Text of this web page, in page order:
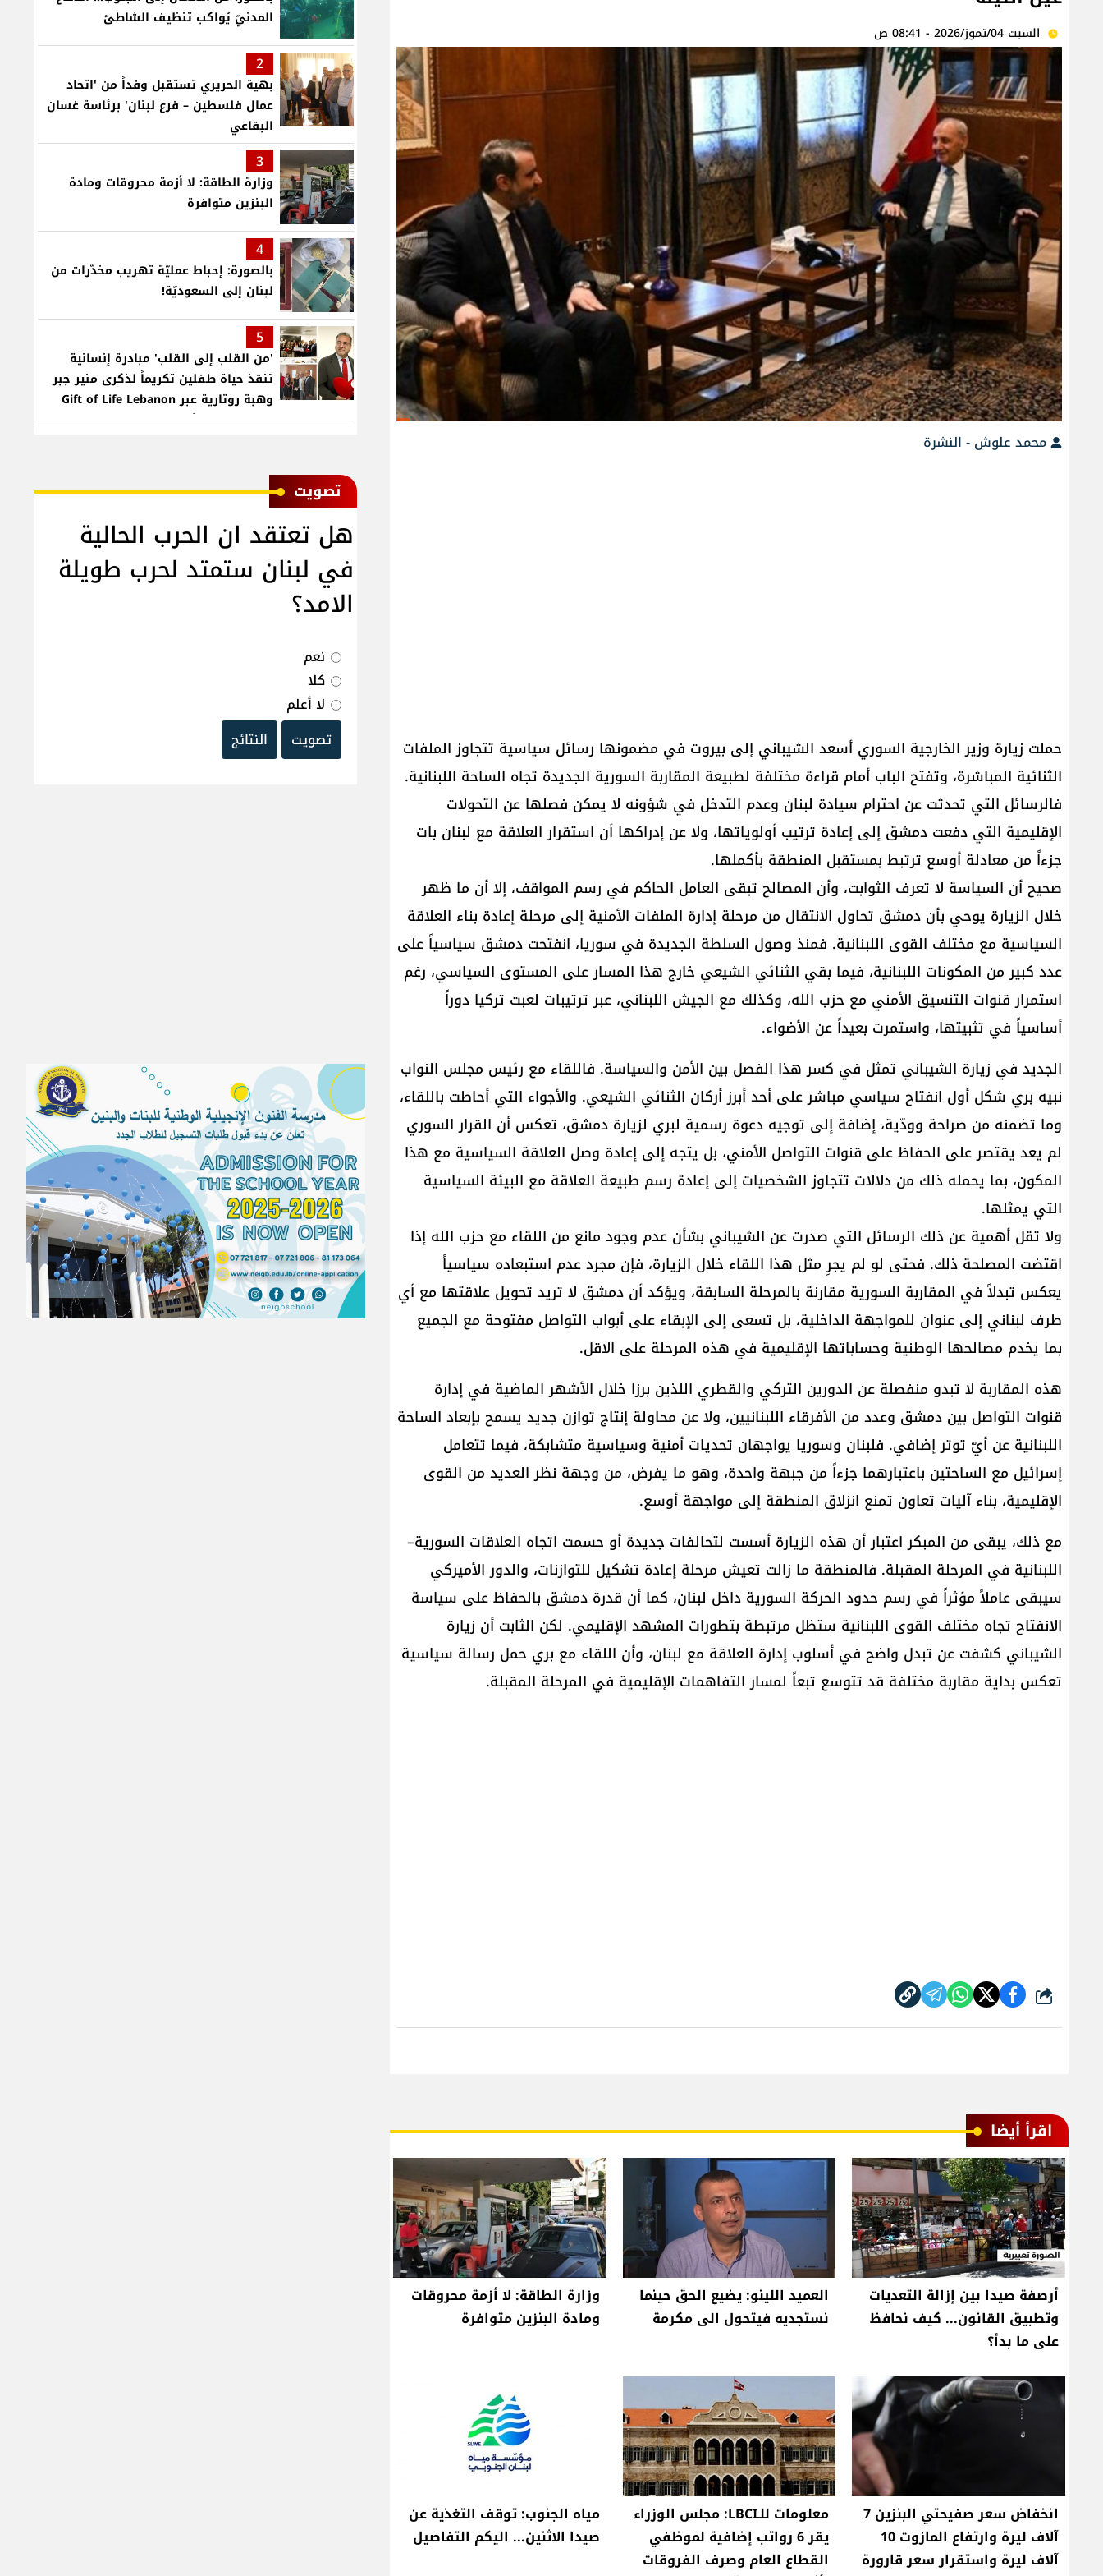
السبت 04/تموز/2026 - 08:41 ص
محمد علوش - النشرة
حملت زيارة وزير الخارجية السوري ​أسعد الشيباني​ إلى بيروت في مضمونها رسائل سياسية تتجاوز الملفات
الثنائية المباشرة، وتفتح الباب أمام قراءة مختلفة لطبيعة المقاربة السورية الجديدة تجاه الساحة ال​لبنان​ية.
فالرسائل التي تحدثت عن احترام سيادة لبنان وعدم التدخل في شؤونه لا يمكن فصلها عن التحولات
الإقليمية التي دفعت ​دمشق​ إلى إعادة ترتيب أولوياتها، ولا عن إدراكها أن استقرار العلاقة مع لبنان بات
جزءاً من معادلة أوسع ترتبط بمستقبل المنطقة بأكملها.
صحيح أن السياسة لا تعرف الثوابت، وأن المصالح تبقى العامل الحاكم في رسم المواقف، إلا أن ما ظهر
خلال الزيارة يوحي بأن دمشق تحاول الانتقال من مرحلة إدارة الملفات الأمنية إلى مرحلة إعادة بناء العلاقة
السياسية مع مختلف القوى اللبنانية. فمنذ وصول السلطة الجديدة في سوريا، انفتحت دمشق سياسياً على
عدد كبير من المكونات اللبنانية، فيما بقي الثنائي الشيعي خارج هذا المسار على المستوى السياسي، رغم
استمرار قنوات التنسيق الأمني مع ​حزب الله​، وكذلك مع الجيش اللبناني، عبر ترتيبات لعبت ​تركيا​ دوراً
أساسياً في تثبيتها، واستمرت بعيداً عن الأضواء.
الجديد في زيارة الشيباني تمثل في كسر هذا الفصل بين الأمن والسياسة. فاللقاء مع رئيس مجلس النواب
​نبيه بري​ شكل أول انفتاح سياسي مباشر على أحد أبرز أركان الثنائي الشيعي. والأجواء التي أحاطت باللقاء،
وما تضمنه من صراحة وودّية، إضافة إلى توجيه دعوة رسمية لبري لزيارة دمشق، تعكس أن القرار السوري
لم يعد يقتصر على الحفاظ على قنوات التواصل الأمني، بل يتجه إلى إعادة وصل العلاقة السياسية مع هذا
المكون، بما يحمله ذلك من دلالات تتجاوز الشخصيات إلى إعادة رسم طبيعة العلاقة مع البيئة السياسية
التي يمثلها.
ولا تقل أهمية عن ذلك الرسائل التي صدرت عن الشيباني بشأن عدم وجود مانع من اللقاء مع حزب الله إذا
اقتضت المصلحة ذلك. فحتى لو لم يجرِ مثل هذا اللقاء خلال الزيارة، فإن مجرد عدم استبعاده سياسياً
يعكس تبدلاً في المقاربة السورية مقارنة بالمرحلة السابقة، ويؤكد أن دمشق لا تريد تحويل علاقتها مع أي
طرف لبناني إلى عنوان للمواجهة الداخلية، بل تسعى إلى الإبقاء على أبواب التواصل مفتوحة مع الجميع
بما يخدم مصالحها الوطنية وحساباتها الإقليمية في هذه المرحلة على الاقل.
هذه المقاربة لا تبدو منفصلة عن الدورين التركي وال​قطر​ي اللذين برزا خلال الأشهر الماضية في إدارة
قنوات التواصل بين دمشق وعدد من الأفرقاء اللبنانيين، ولا عن محاولة إنتاج توازن جديد يسمح بإبعاد الساحة
اللبنانية عن أيّ توتر إضافي. فلبنان وسوريا يواجهان تحديات أمنية وسياسية متشابكة، فيما تتعامل ​
إسرائيل​ مع الساحتين باعتبارهما جزءاً من جبهة واحدة، وهو ما يفرض، من وجهة نظر العديد من القوى
الإقليمية، بناء آليات تعاون تمنع انزلاق المنطقة إلى مواجهة أوسع.
مع ذلك، يبقى من المبكر اعتبار أن هذه الزيارة أسست لتحالفات جديدة أو حسمت اتجاه العلاقات السورية–
اللبنانية في المرحلة المقبلة. فالمنطقة ما زالت تعيش مرحلة إعادة تشكيل للتوازنات، والدور الأميركي
سيبقى عاملاً مؤثراً في رسم حدود الحركة السورية داخل لبنان، كما أن قدرة دمشق بالحفاظ على سياسة
الانفتاح تجاه مختلف القوى اللبنانية ستظل مرتبطة بتطورات المشهد الإقليمي. لكن الثابت أن زيارة
الشيباني كشفت عن تبدل واضح في أسلوب إدارة العلاقة مع لبنان، وأن اللقاء مع بري حمل رسالة سياسية
تعكس بداية مقاربة مختلفة قد تتوسع تبعاً لمسار التفاهمات الإقليمية في المرحلة المقبلة.
شارك
اقرأ أيضا
أرصفة صيدا بين إزالة التعديات
وتطبيق القانون... كيف نحافظ
على ما بدأ؟
العميد اللينو: يضيع الحق حينما
نستجديه فيتحول الى مكرمة
وزارة الطاقة: لا أزمة محروقات
ومادة البنزين متوافرة
انخفاض سعر صفيحتي البنزين 7
آلاف ليرة وارتفاع المازوت 10
آلاف ليرة واستقرار سعر قارورة
معلومات للـLBCI: مجلس الوزراء
يقر 6 رواتب إضافية لموظفي
القطاع العام وصرف الفروقات
مياه الجنوب: توقف التغذية عن
صيدا الاثنين... اليكم التفاصيل
المدنيّ يُواكب تنظيف الشاطئ
2
بهية الحريري تستقبل وفداً من 'اتحاد
عمال فلسطين – فرع لبنان' برئاسة غسان
البقاعي
3
وزارة الطاقة: لا أزمة محروقات ومادة
البنزين متوافرة
4
بالصورة: إحباط عمليّة تهريب مخدّرات من
لبنان إلى السعوديّة!
5
'من القلب إلى القلب' مبادرة إنسانية
تنقذ حياة طفلين تكريماً لذكرى منير جبر
وهبة روتارية عبر Gift of Life Lebanon
لعمليات قلب لأطفال في مستشفى حمود
ﺗﺼﻮﻳﺖ
هل تعتقد ان الحرب الحالية
في لبنان ستمتد لحرب طويلة
الامد؟
نعم
كلا
لا أعلم
تصويت
النتائج